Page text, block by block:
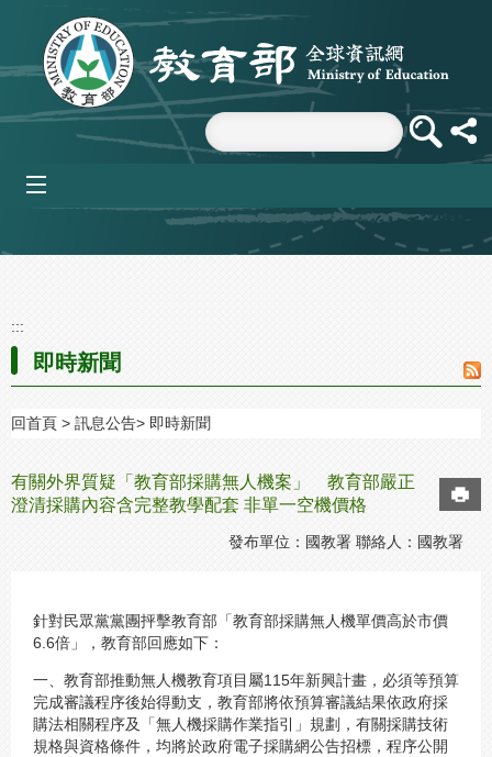
跳到主要內容區塊
:::
即時新聞
回首頁 訊息公告 即時新聞
有關外界質疑「教育部採購無人機案」 教育部嚴正
澄清採購內容含完整教學配套 非單一空機價格
發布單位：國教署 聯絡人：國教署
針對民眾黨黨團抨擊教育部「教育部採購無人機單價高於市價
6.6倍」，教育部回應如下：
一、教育部推動無人機教育項目屬115年新興計畫，必須等預算
完成審議程序後始得動支，教育部將依預算審議結果依政府採
購法相關程序及「無人機採購作業指引」規劃，有關採購技術
規格與資格條件，均將於政府電子採購網公告招標，程序公開